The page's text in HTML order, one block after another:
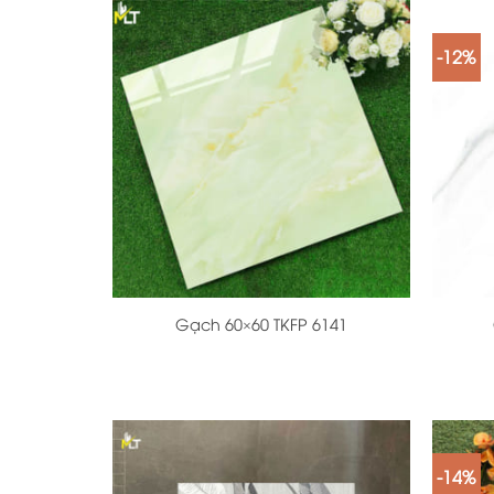
+
Gạch 60×60 TKFP 6141
-12%
-14%